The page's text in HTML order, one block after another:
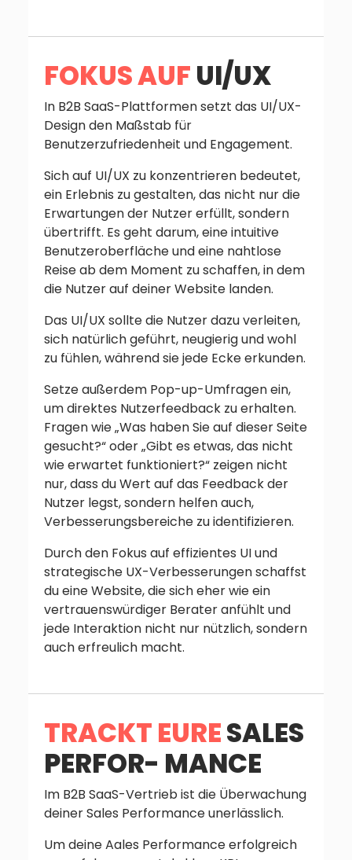
FOKUS AUFUI/UX
In B2B SaaS-Plattformen setzt das UI/UX-
Design den Maßstab für
Benutzerzufriedenheit und Engagement.
Sich auf UI/UX zu konzentrieren bedeutet,
ein Erlebnis zu gestalten, das nicht nur die
Erwartungen der Nutzer erfüllt, sondern
übertrifft. Es geht darum, eine intuitive
Benutzeroberfläche und eine nahtlose
Reise ab dem Moment zu schaffen, in dem
die Nutzer auf deiner Website landen.
Das UI/UX sollte die Nutzer dazu verleiten,
sich natürlich geführt, neugierig und wohl
zu fühlen, während sie jede Ecke erkunden.
Setze außerdem Pop-up-Umfragen ein,
um direktes Nutzerfeedback zu erhalten.
Fragen wie „Was haben Sie auf dieser Seite
gesucht?“ oder „Gibt es etwas, das nicht
wie erwartet funktioniert?“ zeigen nicht
nur, dass du Wert auf das Feedback der
Nutzer legst, sondern helfen auch,
Verbesserungsbereiche zu identifizieren.
Durch den Fokus auf effizientes UI und
strategische UX-Verbesserungen schaffst
du eine Website, die sich eher wie ein
vertrauenswürdiger Berater anfühlt und
jede Interaktion nicht nur nützlich, sondern
auch erfreulich macht.
TRACKT EURESALES
PERFOR- MANCE
Im B2B SaaS-Vertrieb ist die Überwachung
deiner Sales Performance unerlässlich.
Um deine Aales Performance erfolgreich